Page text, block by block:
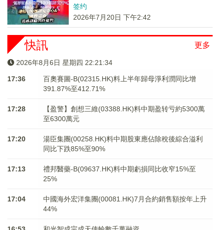
签约
2026年7月20日 下午2:42
更多
快訊
2026年8月6日 星期四 22:21:35
17:36
百奧賽圖-B(02315.HK)料上半年歸母淨利潤同比增
391.87%至412.71%
17:28
【盈警】創想三維(03388.HK)料中期盈转亏約5300萬
至6300萬元
17:20
湯臣集團(00258.HK)料中期股東應佔除稅後綜合溢利
同比下跌85%至90%
17:13
禮邦醫藥-B(09637.HK)料中期虧損同比收窄15%至
25%
17:04
中國海外宏洋集團(00081.HK)7月合約銷售額按年上升
44%